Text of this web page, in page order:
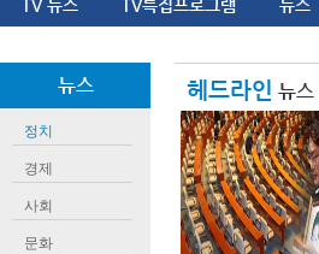
TV 뉴스 TV특집프로그램 뉴스
뉴스
정치
경제
사회
문화
헤드라인 뉴스